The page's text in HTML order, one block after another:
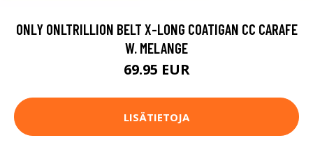
ONLY ONLTRILLION BELT X-LONG COATIGAN CC CARAFE
W. MELANGE
69.95 EUR
LISÄTIETOJA